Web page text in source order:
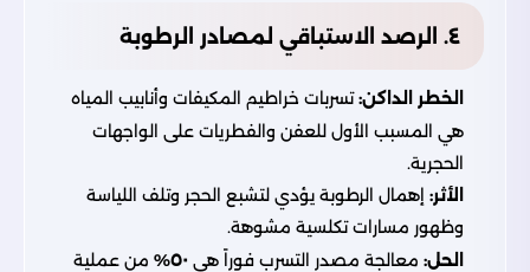
٤. الرصد الاستباقي لمصادر الرطوبة
الخطر الداكن:تسربات خراطيم المكيفات وأنابيب المياه
هي المسبب الأول للعفن والفطريات على الواجهات
الحجرية.
الأثر: إهمال الرطوبة يؤدي لتشبع الحجر وتلف اللياسة
وظهور مسارات تكلسية مشوهة.
الحل: معالجة مصدر التسرب فوراً هي ٥٠%
من عملية